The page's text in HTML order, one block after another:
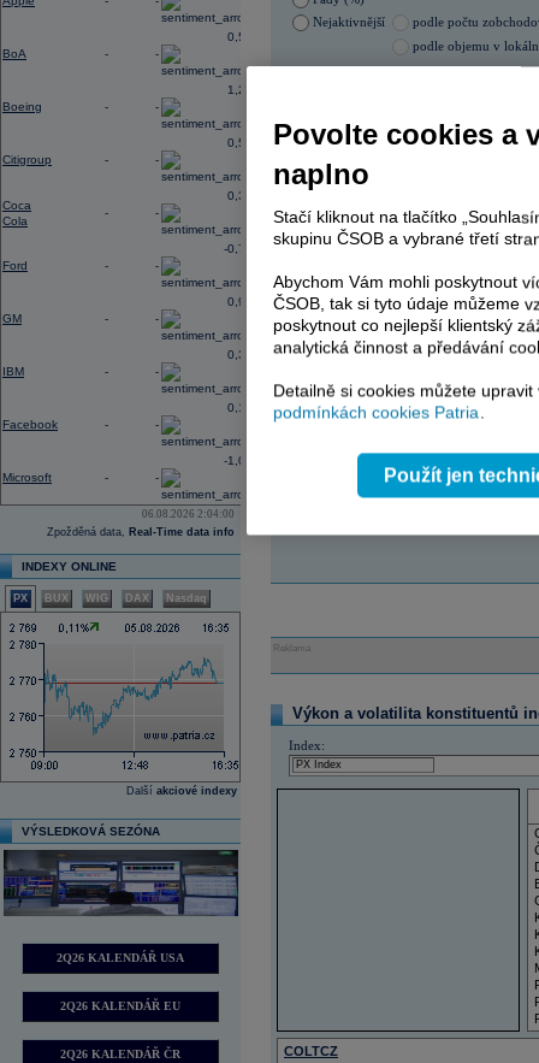
BoA - -
0,56
Boeing - -
1,28
Citigroup - -
0,56
Coca
Cola
- -
0,31
Ford - -
-0,77
GM - -
0,96
IBM - -
0,33
Facebook - -
0,14
Microsoft - -
-1,09
06.08.2026 2:04:00
Zpožděná data, Real-Time data info
INDEXY ONLINE
PX BUX WIG DAX Nasdaq
Další akciové indexy
VÝSLEDKOVÁ SEZÓNA
2Q26 KALENDÁŘ USA
2Q26 KALENDÁŘ EU
2Q26 KALENDÁŘ ČR
Nejaktivnější
podle počtu
podle objemu v
ERSTE BANK
PHILIP MORRIS ČR
PHILIP MORRIS ČR
ENERGOAQUA
AD index - vývoj
Region
select
Odeslat
Reklama
Výkon a volatilita konstituentů
Index:
COLTCZ
Povolte cookies a
naplno
Stačí kliknout na tlačítko
skupinu ČSOB a vybrané třetí
Abychom Vám mohli poskytnout
ČSOB, tak si tyto údaje můžeme
poskytnout co nejlepší klientský
analytická činnost a předávání
Detailně si cookies můžete
podmínkách cookies Patria.
Použít jen